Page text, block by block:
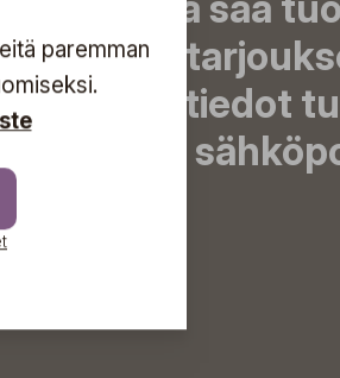
sekä tiedot
suoraan
paremman